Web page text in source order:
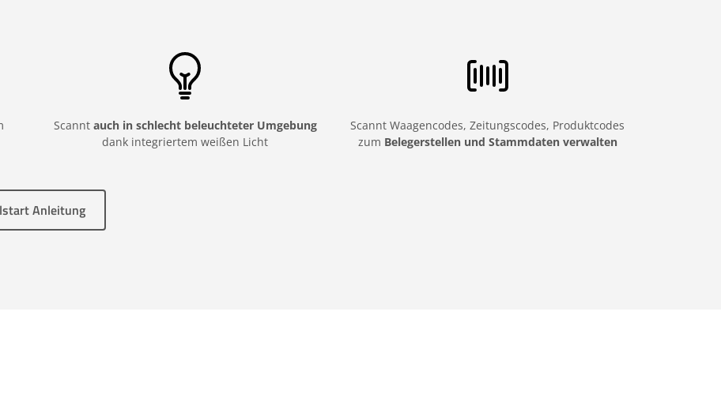
Scannt auch in schlecht beleuchteter Umgebung
dank integriertem weißen Licht
Scannt Waagencodes, Zeitungscodes, Produktcodes
zum Belegerstellen und Stammdaten verwalten
Anleitung